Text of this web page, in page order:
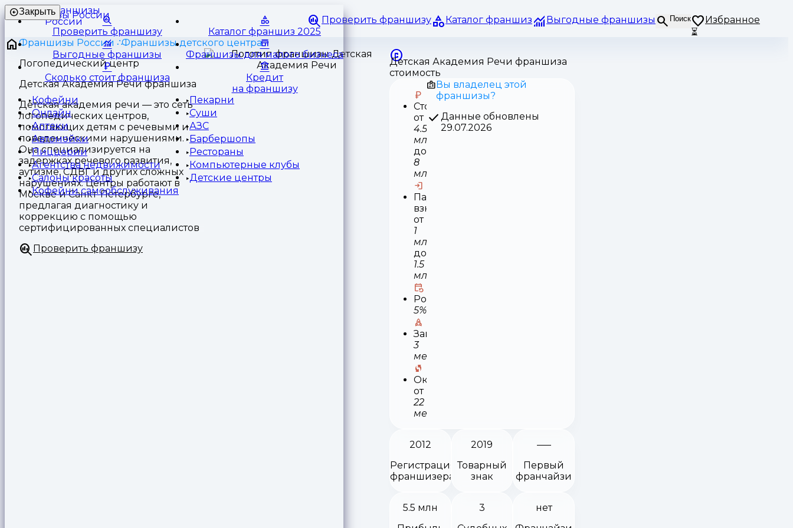
Франшизы
России
Проверить франшизу Каталог франшиз Выгодные франшизы Поиск
Избранное
⏳
Закрыть
Проверить франшизу Каталог франшиз 2025
Выгодные франшизы Франшизы для малого бизнеса
Сколько стоит франшиза
Кредит
на франшизу
Кофейни
Пекарни
Онлайн
Суши
Аптеки
АЗС
Автомойки
Барбершопы
Пиццерии
Рестораны
Агентства недвижимости
Компьютерные клубы
Салоны красоты
Детские центры
Кофейни самообслуживания
Франшизы России
Франшизы детского центра
Логопедический центр
Детская Академия Речи франшиза
Детская академия речи — это сеть
логопедических центров,
помогающих детям с речевыми и
поведенческими нарушениями.
Она специализируется на
задержках речевого развития,
аутизме, СДВГ и других сложных
нарушениях. Центры работают в
Москве и Санкт-Петербурге,
предлагая диагностику и
коррекцию с помощью
сертифицированных специалистов
Проверить франшизу
Детская Академия Речи франшиза
стоимость
Стоимость
от
4.5
млн
до
8
млн
Паушальный
взнос
от
1
млн
до
1.5
млн
Роялти
5%
Запуск
3
месяца
Окупаемость
от
22
месяцев
Вы владелец этой
франшизы?
Данные обновлены
29.07.2026
2012
Регистрация
франшизера
2019
Товарный
знак
Первый
франчайзи
5.5 млн
3
нет